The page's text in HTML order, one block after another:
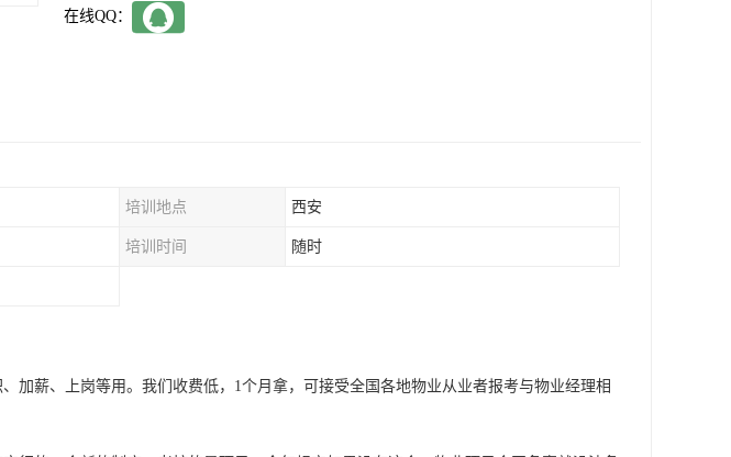
在线QQ：
培训地点 西安
培训时间 随时
加薪、上岗等用。我们收费低，1个月拿，可接受全国各地物业从业者报考与物业经理相